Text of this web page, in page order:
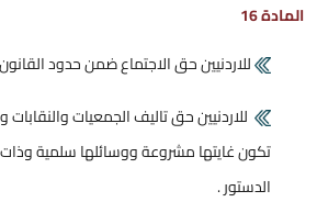
المادة 16
للاردنيين حق الاجتماع ضمن حدود
للاردنيين حق تاليف الجمعيات
تكون غايتها مشروعة ووسائلها سلمية
الدستور .